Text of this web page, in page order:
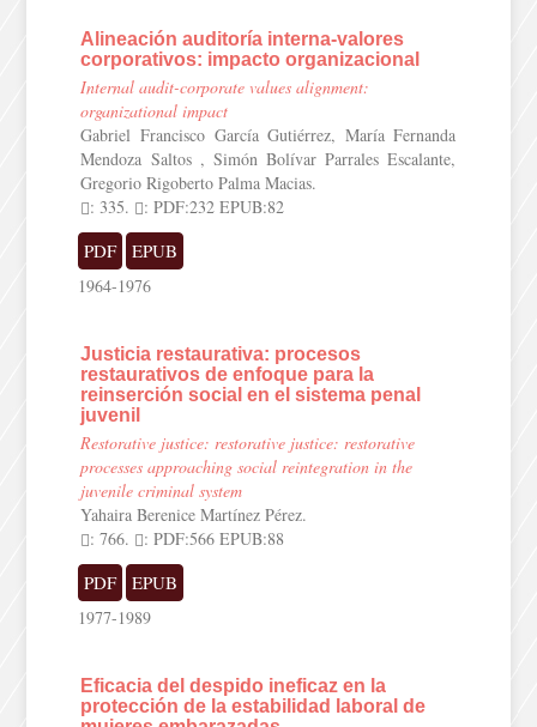
Alineación auditoría interna-valores
corporativos: impacto organizacional
Internal audit-corporate values alignment:
organizational impact
Gabriel Francisco García Gutiérrez, María Fernanda
Mendoza Saltos , Simón Bolívar Parrales Escalante,
Gregorio Rigoberto Palma Macias.
: 335.
: PDF:232 EPUB:82
PDF EPUB
1964-1976
Justicia restaurativa: procesos
restaurativos de enfoque para la
reinserción social en el sistema penal
juvenil
Restorative justice: restorative justice: restorative
processes approaching social reintegration in the
juvenile criminal system
Yahaira Berenice Martínez Pérez.
: 766.
: PDF:566 EPUB:88
PDF EPUB
1977-1989
Eficacia del despido ineficaz en la
protección de la estabilidad laboral de